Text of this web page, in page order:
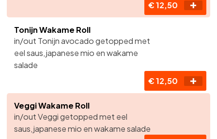
€ 12,50
Tonijn Wakame Roll
in/out Tonijn avocado getopped met
eel saus,japanese mio en wakame
salade
€ 12,50
Veggi Wakame Roll
in/out Veggi getopped met eel
saus,japanese mio en wakame salade